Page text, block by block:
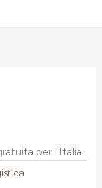
per l'Italia